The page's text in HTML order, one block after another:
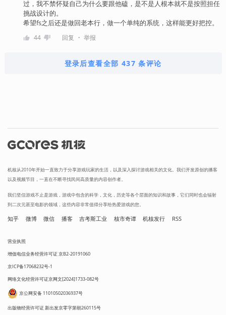
过，我不禁怀疑自己为什么要跟他磕，是不是人根本就不是按照担任
挑战设计的。
希望fs之后还是做回老本行，做一个单纯的系统，这样能更好把控。
44 回复 ・ 举报
登录后查看全部 437 条评论
机核从2010年开始一直致力于分享游戏玩家的生活，以及深入探讨游戏相关的文化。我们开发原创的播客
以及视频节目，一直在不断寻找民间高质量的内容创作者。
我们坚信游戏不止是游戏，游戏中包含的科学，文化，历史等各个层面的知识和故事，它们同时也会辐射
到二次元甚至电影的领域，这些内容非常值得分享给热爱游戏的您。
知乎 微博 微信 播客 吉考斯工业 核市奇谭 机核发行 RSS
营业执照
增值电信业务经营许可证 京B2-20191060
京ICP备17068232号-1
网络文化经营许可证京网文[2024]1733-082号
京公网安备 11010502036937号
出版物经营许可证 新出发京零字第朝260115号